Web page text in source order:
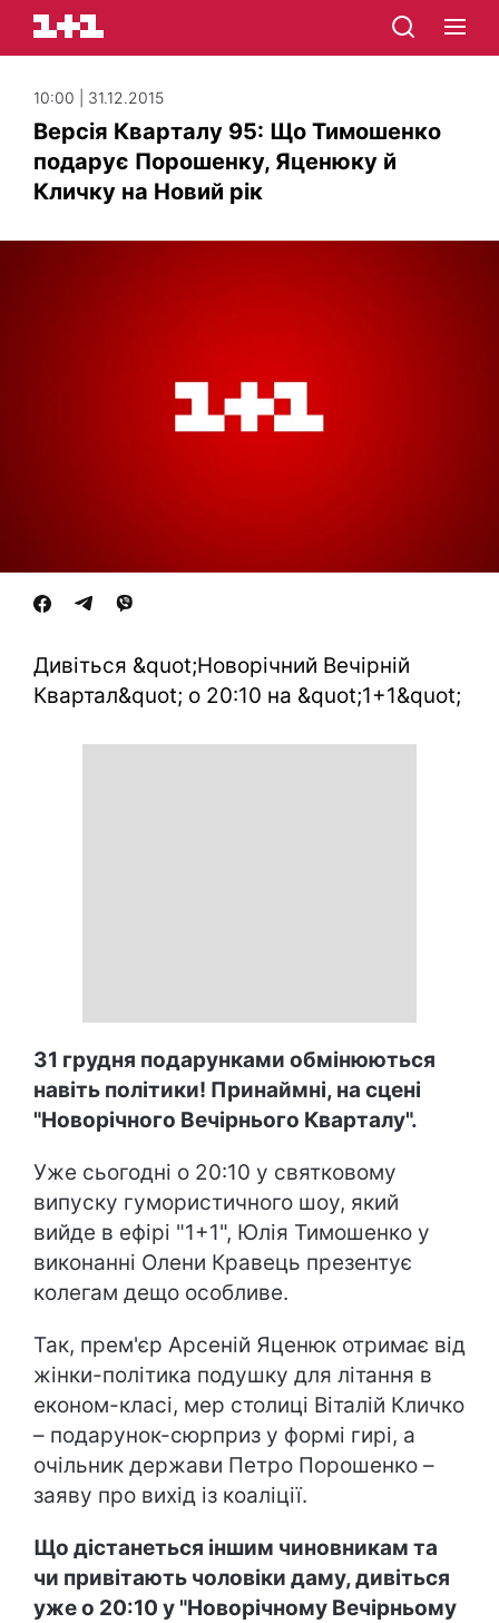
10:00 | 31.12.2015
Версія Кварталу 95: Що Тимошенко
подарує Порошенку, Яценюку й
Кличку на Новий рік
Дивіться &quot;Новорічний Вечірній
Квартал&quot; о 20:10 на &quot;1+1&quot;
31 грудня подарунками обмінюються
навіть політики! Принаймні, на сцені
"Новорічного Вечірнього Кварталу".
Уже сьогодні о 20:10 у святковому
випуску гумористичного шоу, який
вийде в ефірі "1+1", Юлія Тимошенко у
виконанні Олени Кравець презентує
колегам дещо особливе.
Так, прем'єр Арсеній Яценюк отримає від
жінки-політика подушку для літання в
економ-класі, мер столиці Віталій Кличко
– подарунок-сюрприз у формі гирі, а
очільник держави Петро Порошенко –
заяву про вихід із коаліції.
Що дістанеться іншим чиновникам та
чи привітають чоловіки даму, дивіться
уже о 20:10 у "Новорічному Вечірньому